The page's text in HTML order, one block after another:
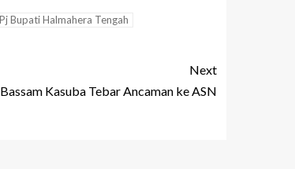
Pj Bupati Halmahera Tengah
Next
Kasuba Tebar Ancaman ke ASN